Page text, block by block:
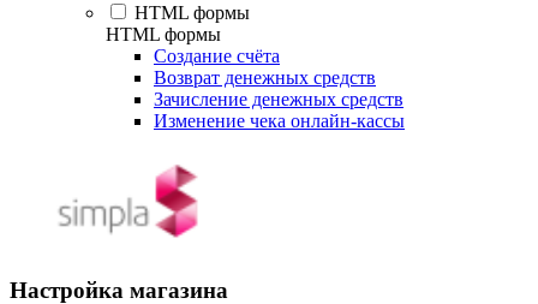
HTML формы
HTML формы
Создание счёта
Возврат денежных средств
Зачисление денежных средств
Изменение чека онлайн-кассы
Настройка магазина